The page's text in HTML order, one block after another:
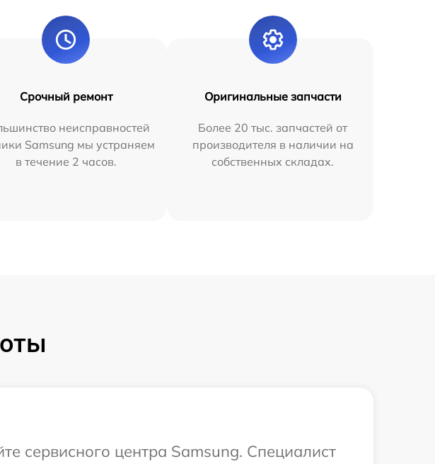
Срочный ремонт
неисправностей
Samsung мы устраняем
в течение 2 часов.
Оригинальные запчасти
Более 20 тыс. запчастей от
производителя в наличии на
собственных складах.
сервисного центра Samsung. Специалист